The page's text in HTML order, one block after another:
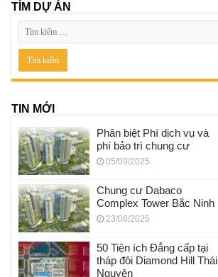
TÌM DỰ ÁN
TIN MỚI
Phân biệt Phí dịch vụ và
phí bảo trì chung cư
05/09/2025
Chung cư Dabaco
Complex Tower Bắc Ninh
23/06/2025
50 Tiện ích Đẳng cấp tại
tháp đôi Diamond Hill Thái
Nguyên